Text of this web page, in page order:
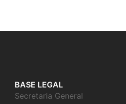
BASE LEGAL
Secretaria General